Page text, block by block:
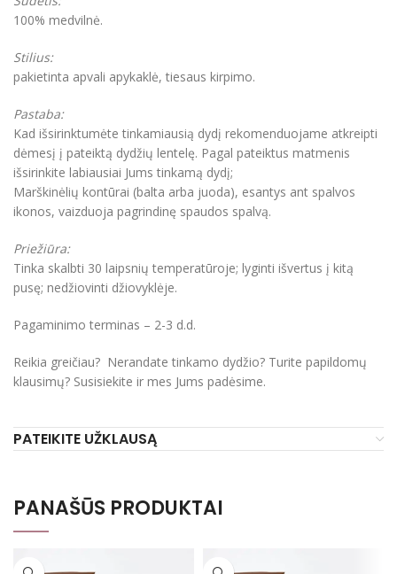
100% medvilnė.
Stilius:
pakietinta apvali apykaklė, tiesaus kirpimo.
Pastaba:
Kad išsirinktumėte tinkamiausią dydį rekomenduojame atkreipti
dėmesį į pateiktą dydžių lentelę. Pagal pateiktus matmenis
išsirinkite labiausiai Jums tinkamą dydį;
Marškinėlių kontūrai (balta arba juoda), esantys ant spalvos
ikonos, vaizduoja pagrindinę spaudos spalvą.
Priežiūra:
Tinka skalbti 30 laipsnių temperatūroje; lyginti išvertus į kitą
pusę; nedžiovinti džiovyklėje.
Pagaminimo terminas – 2-3 d.d.
Reikia greičiau? Nerandate tinkamo dydžio? Turite papildomų
klausimų? Susisiekite ir mes Jums padėsime.
PATEIKITE UŽKLAUSĄ
PANAŠŪS PRODUKTAI